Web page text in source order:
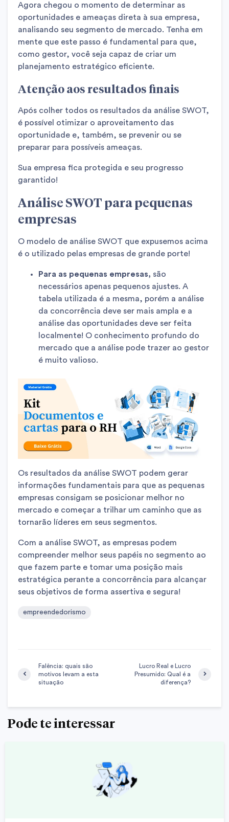
Agora chegou o momento de determinar as
oportunidades e ameaças direta à sua empresa,
analisando seu segmento de mercado. Tenha em
mente que este passo é fundamental para que,
como gestor, você seja capaz de criar um
planejamento estratégico eficiente.
Atenção aos resultados finais
Após colher todos os resultados da análise SWOT,
é possível otimizar o aproveitamento das
oportunidade e, também, se prevenir ou se
preparar para possíveis ameaças.
Sua empresa fica protegida e seu progresso
garantido!
Análise SWOT para pequenas
empresas
O modelo de análise SWOT que expusemos acima
é o utilizado pelas empresas de grande porte!
Para as pequenas empresas, são
necessários apenas pequenos ajustes. A
tabela utilizada é a mesma, porém a análise
da concorrência deve ser mais ampla e a
análise das oportunidades deve ser feita
localmente! O conhecimento profundo do
mercado que a análise pode trazer ao gestor
é muito valioso.
Os resultados da análise SWOT podem gerar
informações fundamentais para que as pequenas
empresas consigam se posicionar melhor no
mercado e começar a trilhar um caminho que as
tornarão líderes em seus segmentos.
Com a análise SWOT, as empresas podem
compreender melhor seus papéis no segmento ao
que fazem parte e tomar uma posição mais
estratégica perante a concorrência para alcançar
seus objetivos de forma assertiva e segura!
empreendedorismo
Falência: quais são
motivos levam a esta
situação
Lucro Real e Lucro
Presumido: Qual é a
diferença?
Pode te interessar